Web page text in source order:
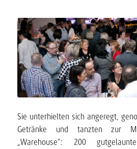
Sie unterhielten sich angeregt,
Getränke und tanzten zur
„Warehouse“: 200